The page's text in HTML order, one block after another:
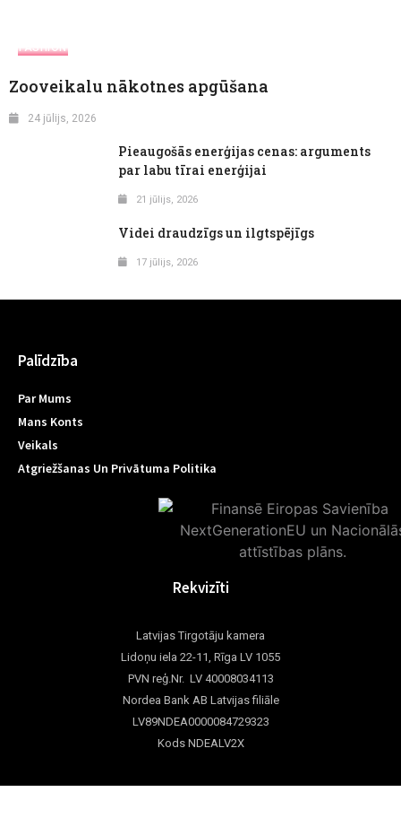
FASHION
Zooveikalu nākotnes apgūšana
24 jūlijs, 2026
Pieaugošās enerģijas cenas: arguments
par labu tīrai enerģijai
21 jūlijs, 2026
Videi draudzīgs un ilgtspējīgs
17 jūlijs, 2026
Palīdzība
Par Mums
Mans Konts
Veikals
Atgriežšanas Un Privātuma Politika
Rekvizīti
Latvijas Tirgotāju kamera
Lidoņu iela 22-11, Rīga LV 1055
PVN reģ.Nr. LV 40008034113
Nordea Bank AB Latvijas filiāle
LV89NDEA0000084729323
Kods NDEALV2X